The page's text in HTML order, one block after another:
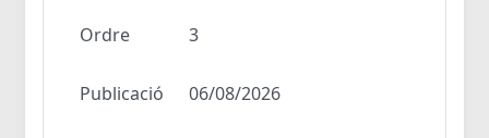
Ordre 3
Publicació 06/08/2026